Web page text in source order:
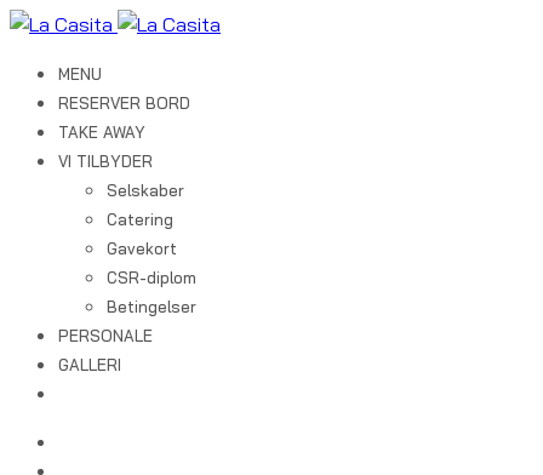
MENU
RESERVER BORD
TAKE AWAY
VI TILBYDER
Selskaber
Catering
Gavekort
CSR-diplom
Betingelser
PERSONALE
GALLERI